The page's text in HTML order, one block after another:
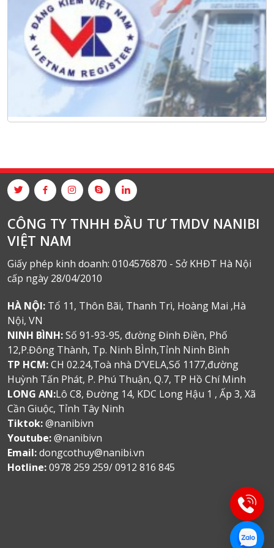
CÔNG TY TNHH ĐẦU TƯ TMDV NANIBI
VIỆT NAM
Giấy phép kinh doanh: 0104576870 - Sở KHĐT Hà Nội
cấp ngày 28/04/2010
HÀ NỘI: Tổ 11, Thôn Bãi, Thanh Trì, Hoàng Mai ,Hà
Nội, VN
NINH BÌNH:Số 91-93-95, đường Đinh Điền, Phố
12,P.Đông Thành, Tp. Ninh BÌnh,Tỉnh Ninh Bình
TP HCM:CH 02.24,Toà nhà D’VELA,Số 1177,đường
Huỳnh Tấn Phát, P. Phú Thuận, Q.7, TP Hồ Chí Minh
LONG AN:Lô C8, Đường 14, KDC Long Hậu 1 , Ấp 3, Xã
Cần Giuộc, Tỉnh Tây Ninh
Tiktok:@nanibivn
Youtube:@nanibivn
Email:dongcothuy@nanibi.vn
Hotline:0978 259 259/ 0912 816 845